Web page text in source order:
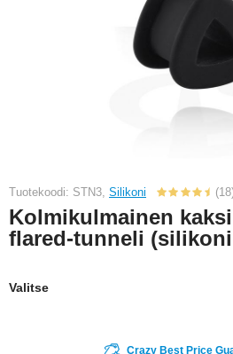
Tuotekoodi: STN3, Silikoni
Kolmikulmainen
flared-tunneli
Valitse
Crazy Best Price